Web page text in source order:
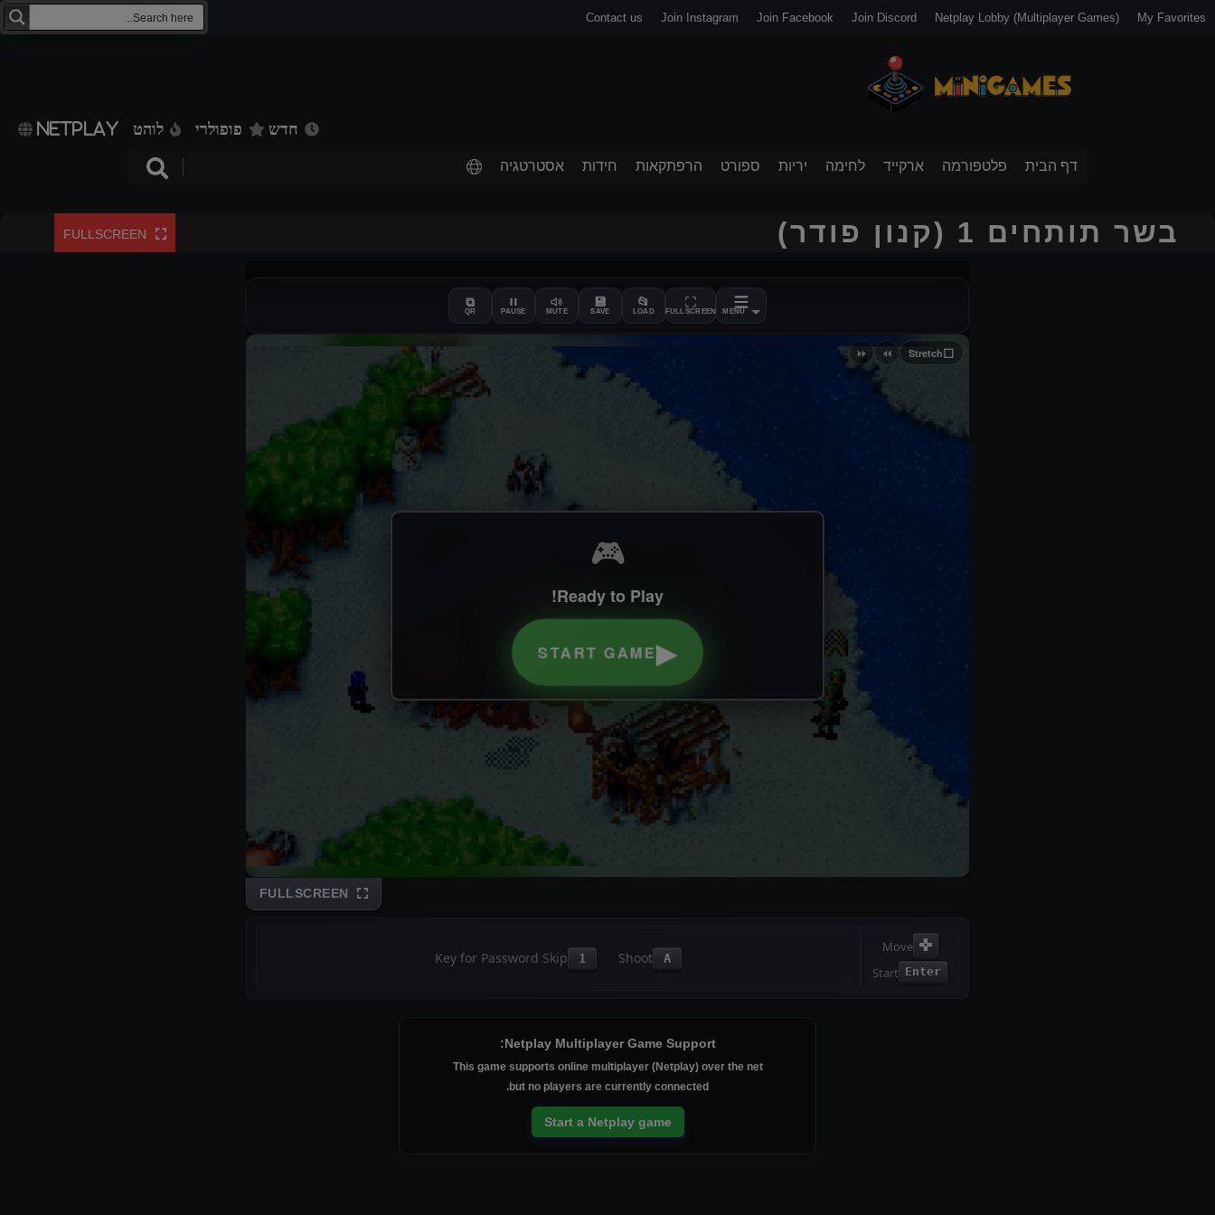
My Favorites
Netplay Lobby (Multiplayer Games)
Join Discord
Join Facebook
Join Instagram
Contact us
חדש פופולרי לוהט NETPLAY
דף הבית פלטפורמה ארקייד לחימה יריות ספורט הרפתקאות חידות אסטרטגיה
בשר תותחים 1 (קנון פודר) FULLSCREEN
⧉
QR PAUSE MUTE
💾
SAVE
📂
LOAD FULLSCREEN MENU
⬜
Stretch
⏪
⏩
🎮
Ready to Play!
▶
START GAME
✜
Move
Enter
Start
A
Shoot
1
Key for Password Skip
Netplay Multiplayer Game Support:
This game supports online multiplayer (Netplay) over the net
but no players are currently connected.
Start a Netplay game